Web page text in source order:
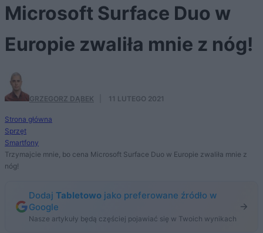
Microsoft Surface Duo w
Europie zwaliła mnie z nóg!
GRZEGORZ DĄBEK 11 LUTEGO 2021
Strona główna
Sprzęt
Smartfony
Trzymajcie mnie, bo cena Microsoft Surface Duo w Europie zwaliła mnie z
nóg!
Dodaj Tabletowo jako preferowane źródło w
Google
Nasze artykuły będą częściej pojawiać się w Twoich wynikach